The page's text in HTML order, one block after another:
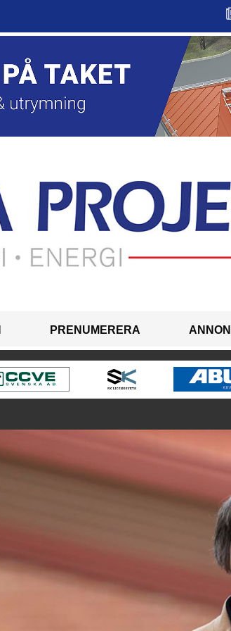
PRENUMERERA